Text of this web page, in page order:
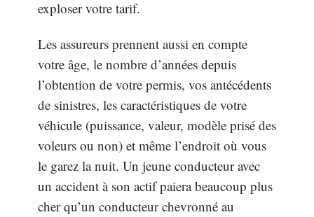
exploser votre tarif.
Les assureurs prennent aussi en compte
votre âge, le nombre d’années depuis
l’obtention de votre permis, vos antécédents
de sinistres, les caractéristiques de votre
véhicule (puissance, valeur, modèle prisé des
voleurs ou non) et même l’endroit où vous
le garez la nuit. Un jeune conducteur avec
un accident à son actif paiera beaucoup plus
cher qu’un conducteur chevronné au